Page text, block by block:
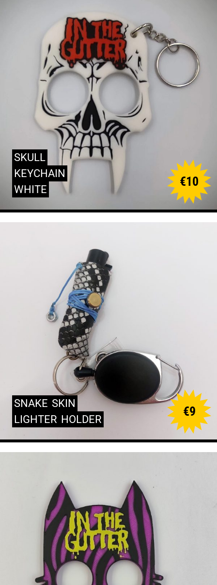
SKULL
KEYCHAIN
WHITE
€10
SNAKE SKIN
LIGHTER HOLDER
€9